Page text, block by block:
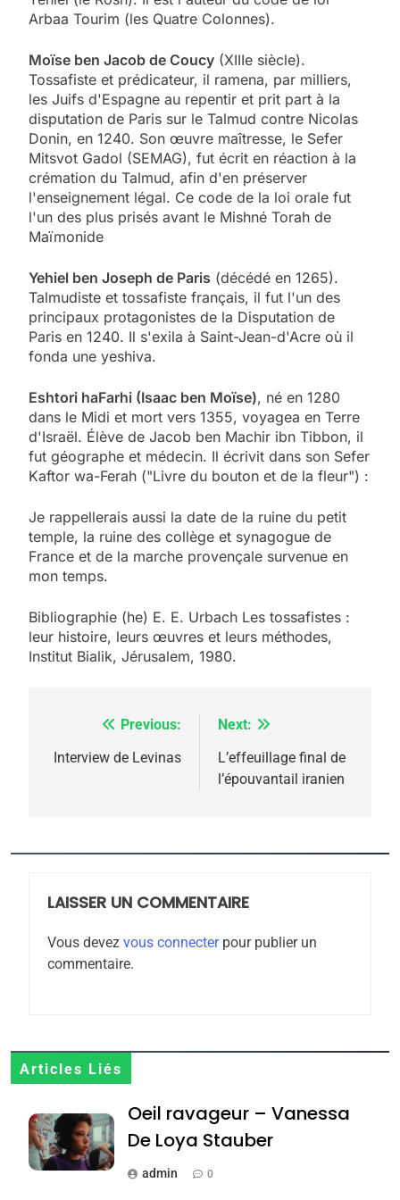
Arbaa Tourim (les Quatre Colonnes).
Moïse ben Jacob de Coucy (XIIIe siècle).
Tossafiste et prédicateur, il ramena, par milliers,
les Juifs d'Espagne au repentir et prit part à la
disputation de Paris sur le Talmud contre Nicolas
Donin, en 1240. Son œuvre maîtresse, le Sefer
Mitsvot Gadol (SEMAG), fut écrit en réaction à la
crémation du Talmud, afin d'en préserver
l'enseignement légal. Ce code de la loi orale fut
l'un des plus prisés avant le Mishné Torah de
Maïmonide
Yehiel ben Joseph de Paris (décédé en 1265).
Talmudiste et tossafiste français, il fut l'un des
principaux protagonistes de la Disputation de
Paris en 1240. Il s'exila à Saint-Jean-d'Acre où il
fonda une yeshiva.
Eshtori haFarhi (Isaac ben Moïse), né en 1280
dans le Midi et mort vers 1355, voyagea en Terre
d'Israël. Élève de Jacob ben Machir ibn Tibbon, il
fut géographe et médecin. Il écrivit dans son Sefer
Kaftor wa-Ferah ("Livre du bouton et de la fleur") :
Je rappellerais aussi la date de la ruine du petit
temple, la ruine des collège et synagogue de
France et de la marche provençale survenue en
mon temps.
Bibliographie (he) E. E. Urbach Les tossafistes :
leur histoire, leurs œuvres et leurs méthodes,
Institut Bialik, Jérusalem, 1980.
Navigation
de
Previous:
Interview de Levinas
Next:
L’effeuillage final de
l’épouvantail iranien
LAISSER UN COMMENTAIRE
Vous devez vous connecterpour publier un
commentaire.
Articles Liés
Oeil ravageur – Vanessa
De Loya Stauber
admin 0
2025, l’année la plus
rapport d’ADL contre
FRANCE ISRAÉL
6
Zrihen-Dvir
7
Jacques Hadida
JUDAISME